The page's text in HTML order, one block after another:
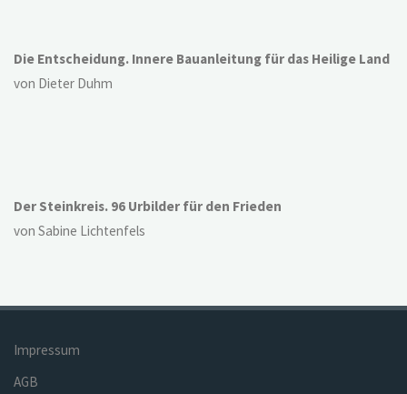
Die Entscheidung. Innere Bauanleitung für das Heilige Land
von Dieter Duhm
Der Steinkreis. 96 Urbilder für den Frieden
von Sabine Lichtenfels
Impressum
AGB